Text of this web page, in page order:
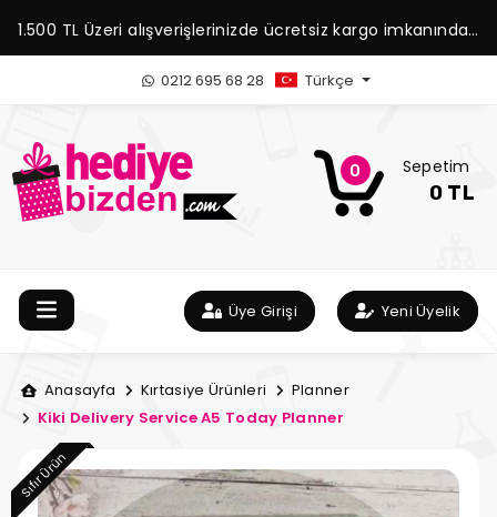
1.500 TL Üzeri alışverişlerinizde ücretsiz kargo imkanından
yararlanabilirsiniz.
0212 695 68 28 Türkçe
0 Sepetim
0 TL
Üye Girişi Yeni Üyelik
Anasayfa Kırtasiye Ürünleri
Planner
Kiki Delivery Service A5 Today Planner
Sıfır Ürün